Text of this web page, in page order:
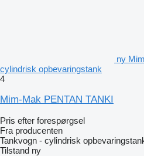
ny
cylindrisk opbevaringstank
4
Mim-Mak PENTAN TANKI
Pris efter forespørgsel
Fra producenten
Tankvogn - cylindrisk
Tilstand ny